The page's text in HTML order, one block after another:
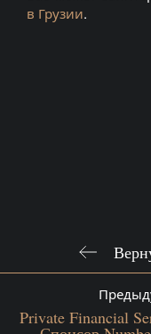
в Грузии.
Private Financial